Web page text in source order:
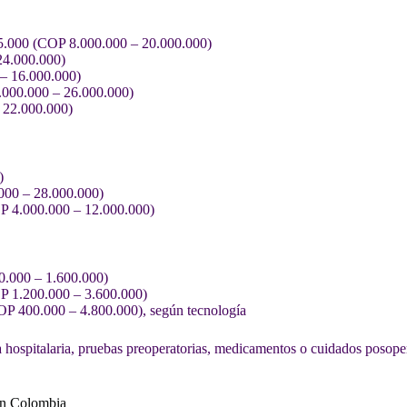
(COP 8.000.000 – 20.000.000)
16.000.000)
– 26.000.000)
– 28.000.000)
4.000.000 – 12.000.000)
– 1.600.000)
1.200.000 – 3.600.000)
400.000 – 4.800.000), según tecnología
pruebas preoperatorias, medicamentos o cuidados
Colombia